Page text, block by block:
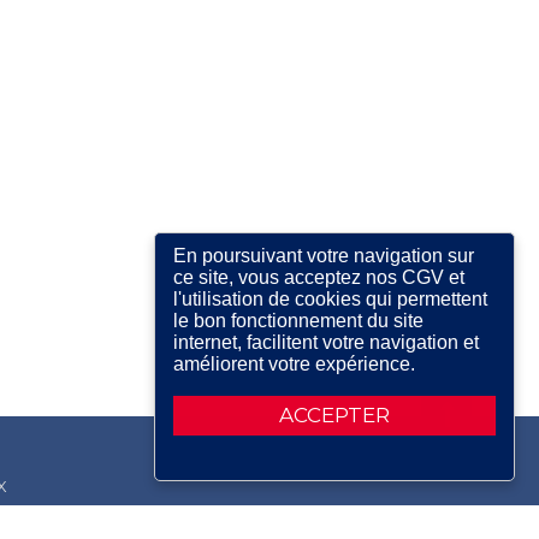
ACCEPTER
En poursuivant votre navigation sur
ce site, vous acceptez nos CGV et
l'utilisation de cookies qui permettent
le bon fonctionnement du site
internet, facilitent votre navigation et
améliorent votre expérience.